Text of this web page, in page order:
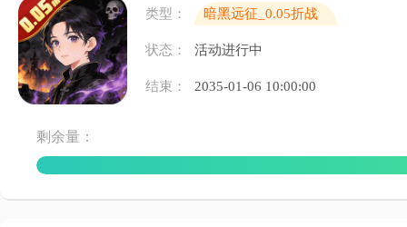
类型：
暗黑远征_0.05折战
状态：
活动进行中
结束： 2035-01-06 10:00:00
剩余量：